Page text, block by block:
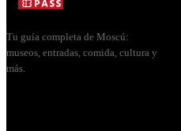
Tu guía completa de Moscú:
museos, entradas, comida, cultura y
más.